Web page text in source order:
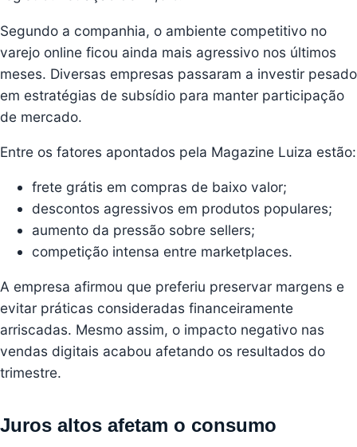
Segundo a companhia, o ambiente competitivo no
varejo online ficou ainda mais agressivo nos últimos
meses. Diversas empresas passaram a investir pesado
em estratégias de subsídio para manter participação
de mercado.
Entre os fatores apontados pela Magazine Luiza estão:
frete grátis em compras de baixo valor;
descontos agressivos em produtos populares;
aumento da pressão sobre sellers;
competição intensa entre marketplaces.
A empresa afirmou que preferiu preservar margens e
evitar práticas consideradas financeiramente
arriscadas. Mesmo assim, o impacto negativo nas
vendas digitais acabou afetando os resultados do
trimestre.
Juros altos afetam o consumo